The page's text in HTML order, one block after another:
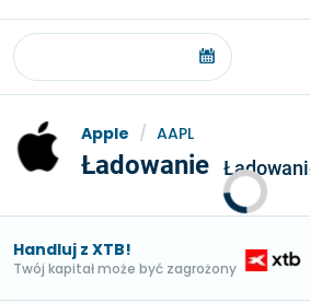
Apple / AAPL
Ładowanie
Handluj z XTB!
Twój kapitał może być zagrożony